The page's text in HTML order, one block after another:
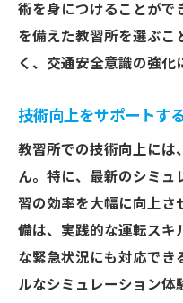
術を身につけることがで
を備えた教習所を選ぶこ
く、交通安全意識の強化
技術向上をサポートす
教習所での技術向上には
ん。特に、最新のシミュ
習の効率を大幅に向上さ
備は、実践的な運転スキ
な緊急状況にも対応でき
ルなシミュレーション体